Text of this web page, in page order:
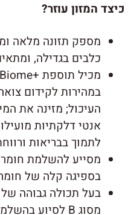
כיצד המזון עוזר?
מספק תזונה מלאה
כלבים בגדילה,
במהירות לקידום
העיכול; מזינה את
אנטי דלקתיות
לתמוך בבריאות
מסייע להשלמת
בספיגה קלה של
בעל תכולה גבוהה של
מסוג B לסיוע בהשלמת חומרי תזונה שאבדו